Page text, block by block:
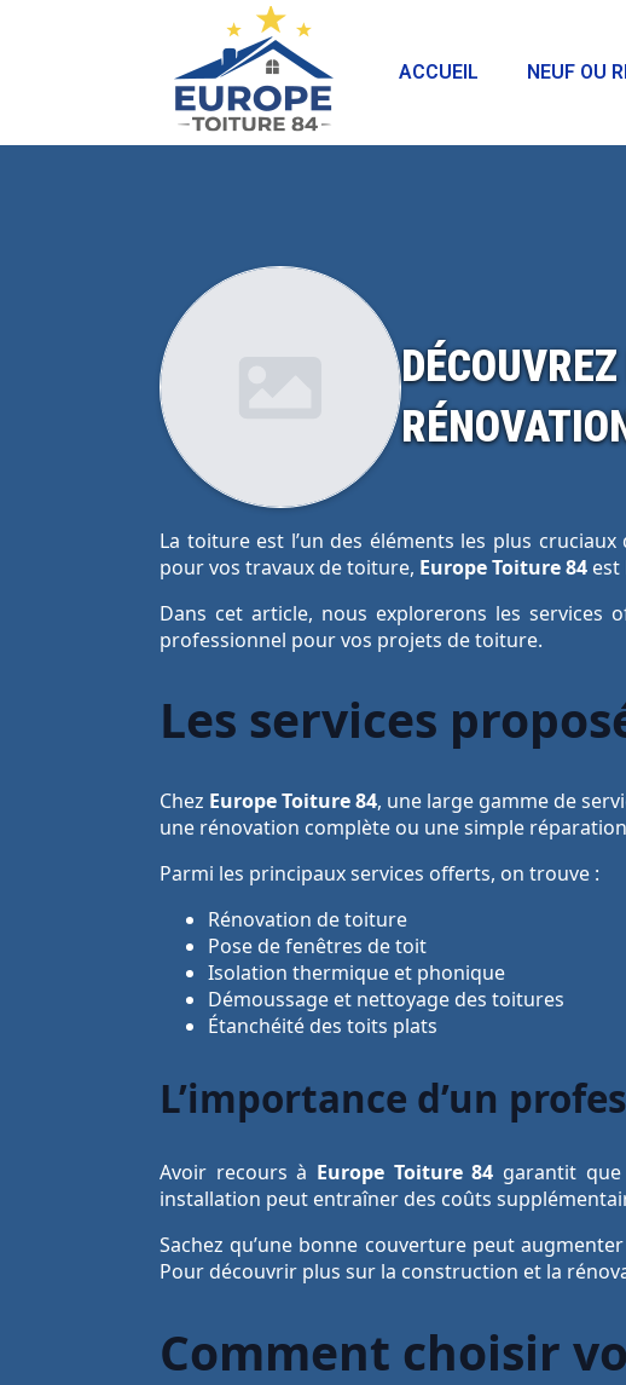
ACCUEIL NEUF OU
La toiture est l’un des éléments les plus
pour vos travaux de toiture, Europe Toiture 84 est
Dans cet article, nous explorerons les services
professionnel pour vos projets de toiture.
Les services
Chez Europe Toiture 84, une large gamme de
une rénovation complète ou une simple
Parmi les principaux services offerts, on trouve :
Rénovation de toiture
Pose de fenêtres de toit
Isolation thermique et phonique
Démoussage et nettoyage des toitures
Étanchéité des toits plats
L’importance d’un
Avoir recours à Europe Toiture 84 garantit
installation peut entraîner des coûts
Sachez qu’une bonne couverture peut
Pour découvrir plus sur la construction et la
Comment choisir